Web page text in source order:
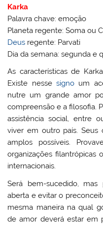
Karka
Palavra chave: emoção
Planeta regente: Soma ou
Deus regente: Parvati
Dia da semana: segunda e
As características de
Existe nesse signoum
nutre um grande amor
compreensão e a filosofia.
assistência social, entre
viver em outro país. Seus
amplos possíveis.
organizações filantrópicas
internacionais.
Será bem-sucedido,
aberta e evitar o
mesma maneira na qual
de amor deverá estar em